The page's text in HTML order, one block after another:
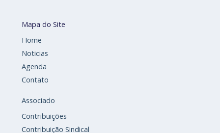
Mapa do Site
Home
Noticias
Agenda
Contato
Associado
Contribuições
Contribuição Sindical